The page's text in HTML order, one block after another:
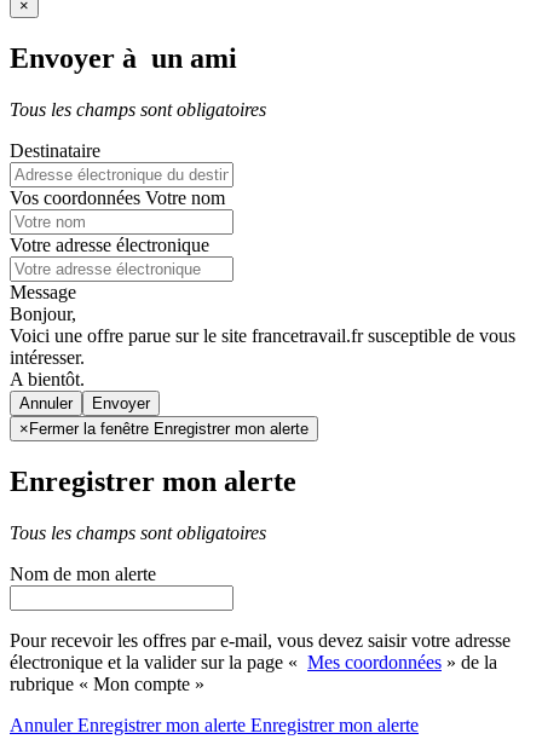
×
Envoyer à un ami
Tous les champs sont obligatoires
Destinataire
Vos coordonnées Votre nom
Votre adresse électronique
Message
Bonjour,
Voici une offre parue sur le site francetravail.fr susceptible de vous
intéresser.
A bientôt.
Annuler
× Fermer la fenêtre Enregistrer mon alerte
Enregistrer mon alerte
Tous les champs sont obligatoires
Nom de mon alerte
Pour recevoir les offres par e-mail, vous devez saisir votre adresse
électronique et la valider sur la page « Mes coordonnées » de la
rubrique « Mon compte »
AnnulerEnregistrer mon alerte Enregistrermon alerte